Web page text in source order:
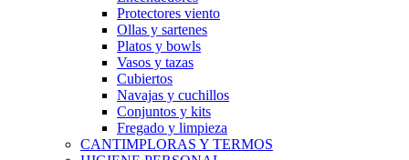
Protectores viento
Ollas y sartenes
Platos y bowls
Vasos y tazas
Cubiertos
Navajas y cuchillos
Conjuntos y kits
Fregado y limpieza
CANTIMPLORAS Y TERMOS